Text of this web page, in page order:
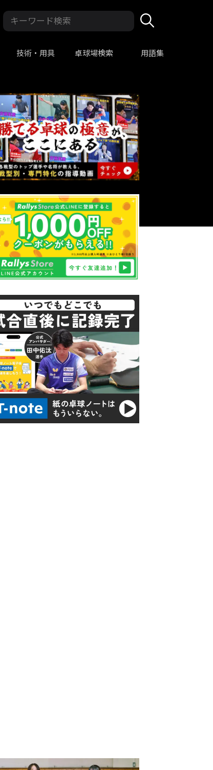
技術・用具 卓球場検索 用語集